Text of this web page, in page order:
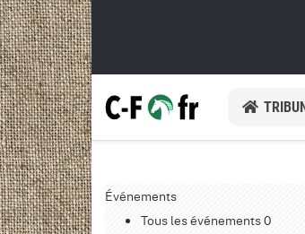
Événements
Tous les événements0